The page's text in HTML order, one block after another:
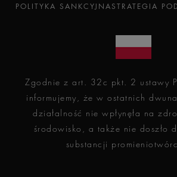
POLITYKA SANKCYJNASTRATEGIA
Zgodnie z art. 32c pkt. 2 ustawy
informujemy, że w ostatnich
działalność nie wpłynęła na
środowisko, a także nie doszło
substancji